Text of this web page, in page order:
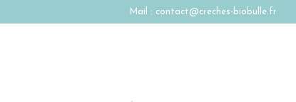
Mail : contact@creches-biobulle.fr